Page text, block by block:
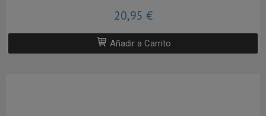
20,95 €
Añadir a Carrito